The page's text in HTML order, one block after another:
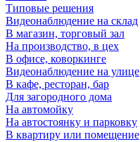
Типовые решения
Видеонаблюдение на склад
В магазин, торговый зал
На производство, в цех
В офисе, коворкинге
Видеонаблюдение на улице
В кафе, ресторан, бар
Для загородного дома
На автомойку
На автостоянку и парковку
В квартиру или помещение